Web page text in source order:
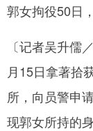
网
郭女拘役50日
〔记者吴升儒
月15日拿著拾
所，向员警申
现郭女所持的